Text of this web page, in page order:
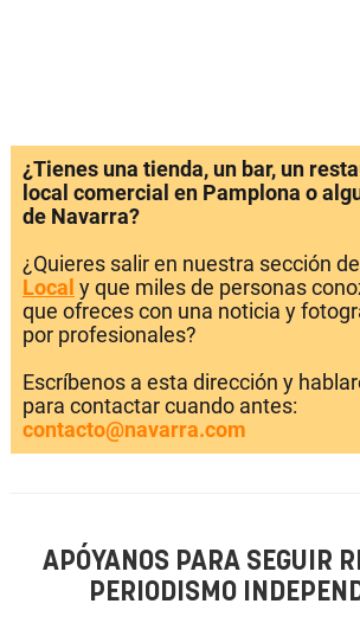
¿Tienes una tienda, un bar, un
local comercial en Pamplona o
de Navarra?
¿Quieres salir en nuestra sección de
Local y que miles de personas
que ofreces con una noticia y
por profesionales?
Escríbenos a esta dirección y
para contactar cuando antes:
contacto@navarra.com
APÓYANOS PARA SEGUIR
PERIODISMO